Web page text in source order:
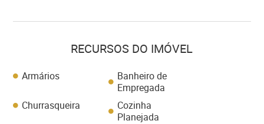
RECURSOS DO IMÓVEL
Armários
Banheiro de
Empregada
Churrasqueira
Cozinha
Planejada